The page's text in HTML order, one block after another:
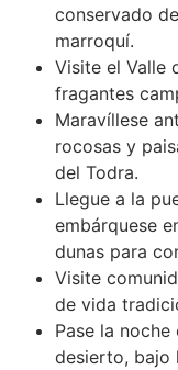
conservado
marroquí.
Visite el Valle
fragantes
Maravíllese
rocosas y
del Todra.
Llegue a la
embárquese
dunas para
Visite
de vida
Pase la
desierto, bajo